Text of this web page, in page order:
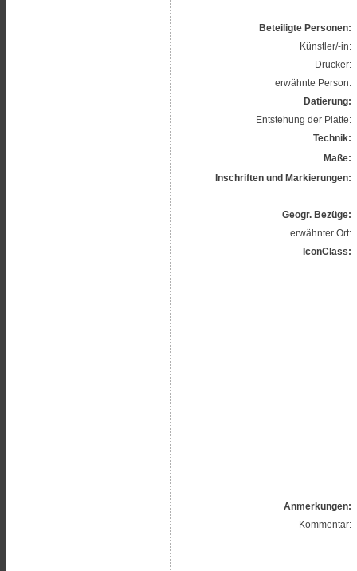
Beteiligte Personen:
Künstler/-in:
Drucker:
erwähnte Person:
Datierung:
Entstehung der Platte:
Technik:
Maße:
Inschriften und Markierungen:
Geogr. Bezüge:
erwähnter Ort:
IconClass:
Anmerkungen:
Kommentar: